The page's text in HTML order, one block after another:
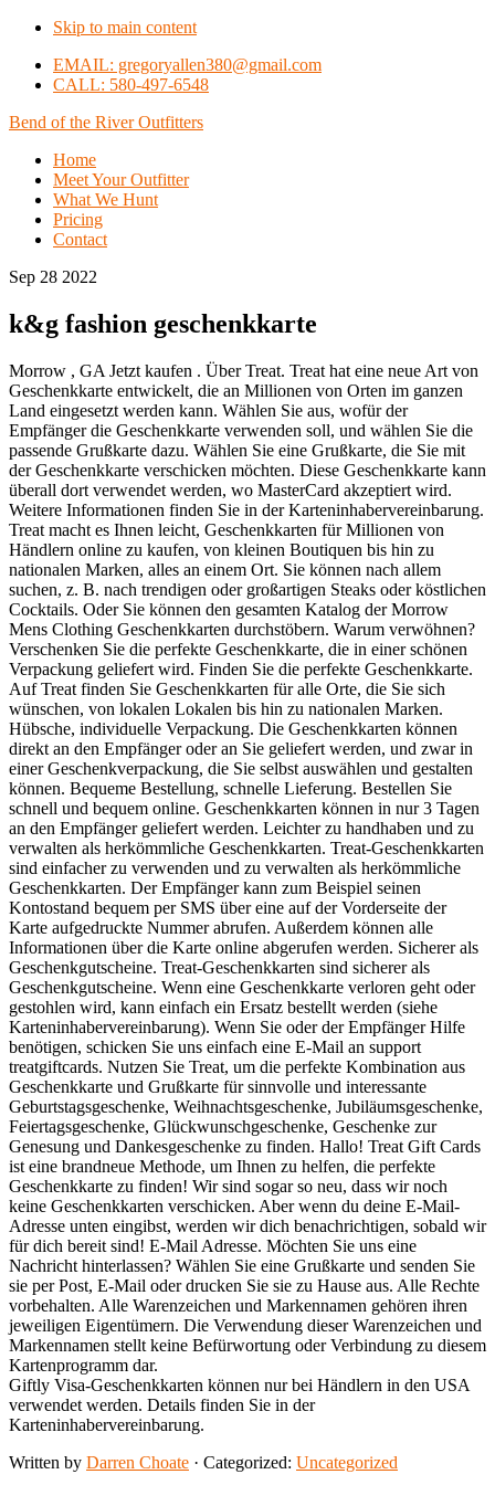
Skip to main content
EMAIL: gregoryallen380@gmail.com
CALL: 580-497-6548
Bend of the River Outfitters
Home
Meet Your Outfitter
What We Hunt
Pricing
Contact
Sep 28 2022
k&g fashion geschenkkarte
Morrow , GA Jetzt kaufen . Über Treat. Treat hat eine neue Art von
Geschenkkarte entwickelt, die an Millionen von Orten im ganzen
Land eingesetzt werden kann. Wählen Sie aus, wofür der
Empfänger die Geschenkkarte verwenden soll, und wählen Sie die
passende Grußkarte dazu. Wählen Sie eine Grußkarte, die Sie mit
der Geschenkkarte verschicken möchten. Diese Geschenkkarte kann
überall dort verwendet werden, wo MasterCard akzeptiert wird.
Weitere Informationen finden Sie in der Karteninhabervereinbarung.
Treat macht es Ihnen leicht, Geschenkkarten für Millionen von
Händlern online zu kaufen, von kleinen Boutiquen bis hin zu
nationalen Marken, alles an einem Ort. Sie können nach allem
suchen, z. B. nach trendigen oder großartigen Steaks oder köstlichen
Cocktails. Oder Sie können den gesamten Katalog der Morrow
Mens Clothing Geschenkkarten durchstöbern. Warum verwöhnen?
Verschenken Sie die perfekte Geschenkkarte, die in einer schönen
Verpackung geliefert wird. Finden Sie die perfekte Geschenkkarte.
Auf Treat finden Sie Geschenkkarten für alle Orte, die Sie sich
wünschen, von lokalen Lokalen bis hin zu nationalen Marken.
Hübsche, individuelle Verpackung. Die Geschenkkarten können
direkt an den Empfänger oder an Sie geliefert werden, und zwar in
einer Geschenkverpackung, die Sie selbst auswählen und gestalten
können. Bequeme Bestellung, schnelle Lieferung. Bestellen Sie
schnell und bequem online. Geschenkkarten können in nur 3 Tagen
an den Empfänger geliefert werden. Leichter zu handhaben und zu
verwalten als herkömmliche Geschenkkarten. Treat-Geschenkkarten
sind einfacher zu verwenden und zu verwalten als herkömmliche
Geschenkkarten. Der Empfänger kann zum Beispiel seinen
Kontostand bequem per SMS über eine auf der Vorderseite der
Karte aufgedruckte Nummer abrufen. Außerdem können alle
Informationen über die Karte online abgerufen werden. Sicherer als
Geschenkgutscheine. Treat-Geschenkkarten sind sicherer als
Geschenkgutscheine. Wenn eine Geschenkkarte verloren geht oder
gestohlen wird, kann einfach ein Ersatz bestellt werden (siehe
Karteninhabervereinbarung). Wenn Sie oder der Empfänger Hilfe
benötigen, schicken Sie uns einfach eine E-Mail an support
treatgiftcards. Nutzen Sie Treat, um die perfekte Kombination aus
Geschenkkarte und Grußkarte für sinnvolle und interessante
Geburtstagsgeschenke, Weihnachtsgeschenke, Jubiläumsgeschenke,
Feiertagsgeschenke, Glückwunschgeschenke, Geschenke zur
Genesung und Dankesgeschenke zu finden. Hallo! Treat Gift Cards
ist eine brandneue Methode, um Ihnen zu helfen, die perfekte
Geschenkkarte zu finden! Wir sind sogar so neu, dass wir noch
keine Geschenkkarten verschicken. Aber wenn du deine E-Mail-
Adresse unten eingibst, werden wir dich benachrichtigen, sobald wir
für dich bereit sind! E-Mail Adresse. Möchten Sie uns eine
Nachricht hinterlassen? Wählen Sie eine Grußkarte und senden Sie
sie per Post, E-Mail oder drucken Sie sie zu Hause aus. Alle Rechte
vorbehalten. Alle Warenzeichen und Markennamen gehören ihren
jeweiligen Eigentümern. Die Verwendung dieser Warenzeichen und
Markennamen stellt keine Befürwortung oder Verbindung zu diesem
Kartenprogramm dar.
Giftly Visa-Geschenkkarten können nur bei Händlern in den USA
verwendet werden. Details finden Sie in der
Karteninhabervereinbarung.
Written by Darren Choate · Categorized: Uncategorized